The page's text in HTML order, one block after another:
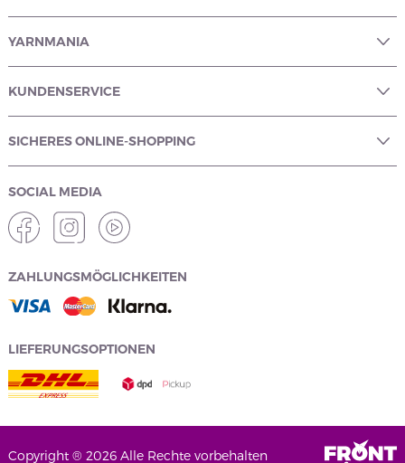
YARNMANIA
KUNDENSERVICE
SICHERES ONLINE-SHOPPING
SOCIAL MEDIA
ZAHLUNGSMÖGLICHKEITEN
LIEFERUNGSOPTIONEN
Copyright ® 2026 Alle Rechte vorbehalten